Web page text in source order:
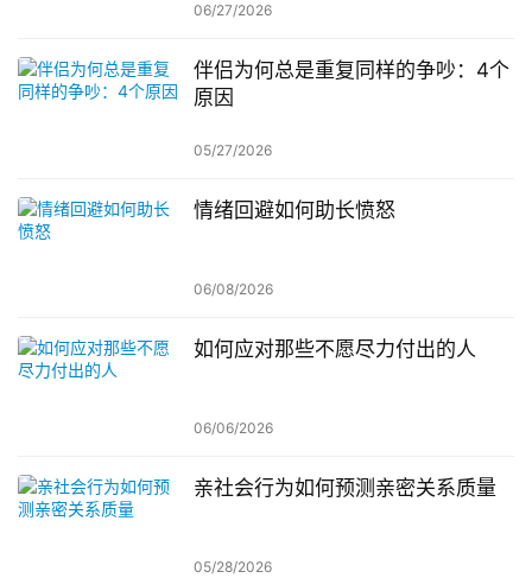
06/27/2026
伴侣为何总是重复同样的争吵：4个
原因
05/27/2026
情绪回避如何助长愤怒
06/08/2026
如何应对那些不愿尽力付出的人
06/06/2026
亲社会行为如何预测亲密关系质量
05/28/2026